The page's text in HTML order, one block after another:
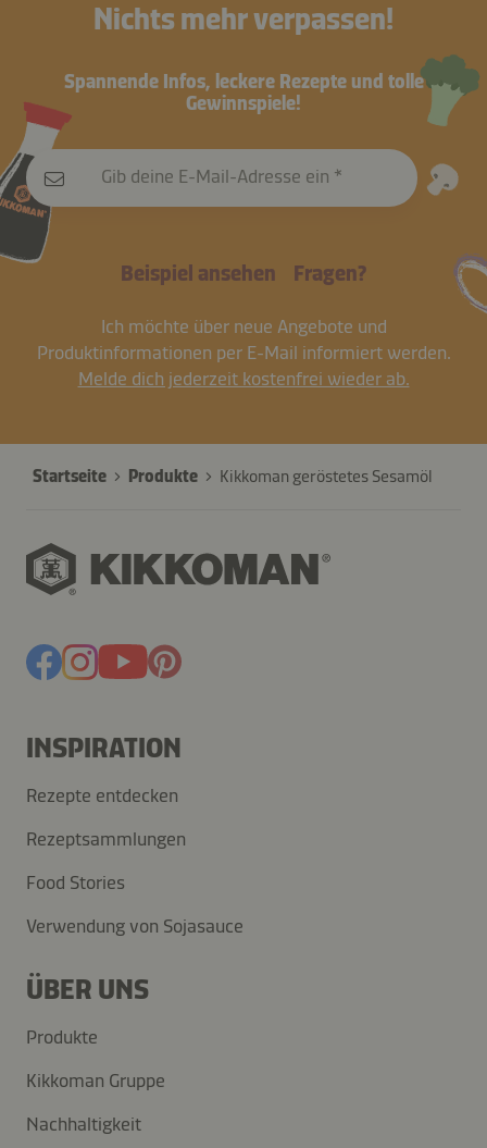
Nichts mehr verpassen!
Spannende Infos, leckere Rezepte und tolle
Gewinnspiele!
Gib deine E-Mail-Adresse ein
Beispiel ansehen Fragen?
Ich möchte über neue Angebote und
Produktinformationen per E-Mail informiert werden.
Melde dich jederzeit kostenfrei wieder ab.
Startseite Produkte Kikkoman geröstetes Sesamöl
INSPIRATION
Rezepte entdecken
Rezeptsammlungen
Food Stories
Verwendung von Sojasauce
ÜBER UNS
Produkte
Kikkoman Gruppe
Nachhaltigkeit